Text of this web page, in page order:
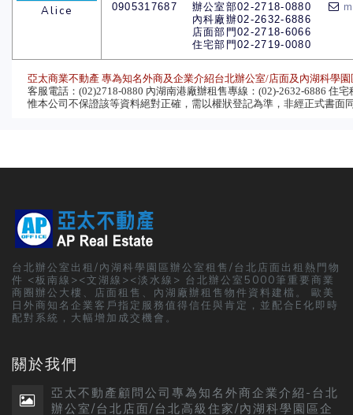
Alice
0905317687
辦公室部02-2718-0880
內科廠辦02-2632-6886
店面部門02-2718-6066
住宅部門02-2719-0080
亞太商業不動產 專為知名外商及企業介紹台北辦公室/店面及內湖科學
客服電話：(02)2718-0880 內湖南港廠辦租售專線：(02)-2632-6886 住
惟本公司不保證該等資料絕對正確，需以權狀登記為準，非經正式書面
台北辦公室出租/內湖科學園區辦公室租售/台北店面出租熱門物
件 <板南線><文湖線><淡水線> 台北辦公室5000筆重要商業
商圈辦公大樓、店面租售、內湖廠辦租售物件資料建檔。 歐美
日外商知名企業客戶指定服務值得信任與肯定，並配合E化即時
配對系統，大幅增加成交機會。
關於我們
亞太不動產顧問公司專為知名外商企業介紹-台北
辦公室/台北店面/台北高級住家/內湖科學園區企